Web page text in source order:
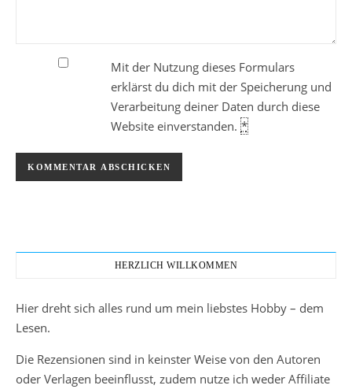
Mit der Nutzung dieses Formulars
erklärst du dich mit der Speicherung und
Verarbeitung deiner Daten durch diese
Website einverstanden. *
HERZLICH WILLKOMMEN
Hier dreht sich alles rund um mein liebstes Hobby – dem
Lesen.
Die Rezensionen sind in keinster Weise von den Autoren
oder Verlagen beeinflusst, zudem nutze ich weder Affiliate